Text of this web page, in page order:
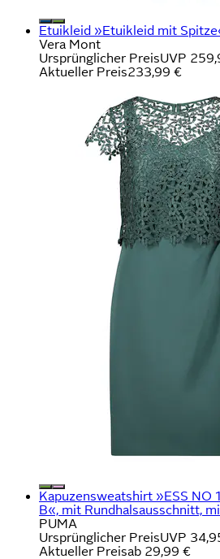
Etuikleid »Etuikleid mit
Vera Mont
Ursprünglicher PreisUVP
Aktueller Preis233,99 €
Kapuzensweatshirt »ESS NO
B«, mit Rundhalsausschnitt,
PUMA
Ursprünglicher PreisUVP
Aktueller Preisab 29,99 €